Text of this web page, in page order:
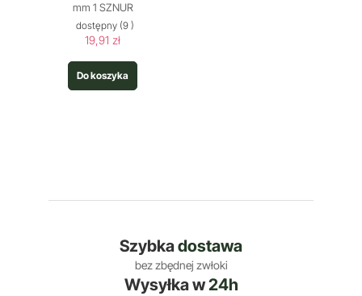
mm 1 SZNUR
dostępny(9 )
19,91 zł
Do koszyka
Szybkadostawa
bez zbędnej zwłoki
Wysyłka w24h